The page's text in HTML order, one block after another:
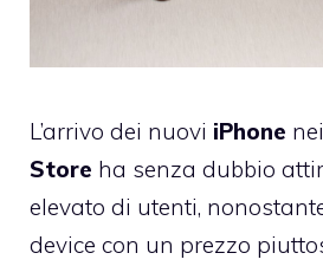
L’arrivo dei nuovi iPhone
Store ha senza dubbio
elevato di utenti,
device con un prezzo